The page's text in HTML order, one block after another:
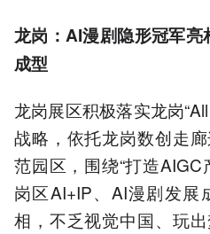
龙岗：AI漫剧隐形冠军
成型
龙岗展区积极落实龙岗
战略，依托龙岗数创走
范园区，围绕“打造
岗区AI+IP、AI漫剧发展
相，不乏视觉中国、玩